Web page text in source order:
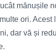
mănușile
ori. Acest
dar vă și